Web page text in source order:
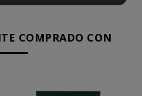
COMPRADO CON